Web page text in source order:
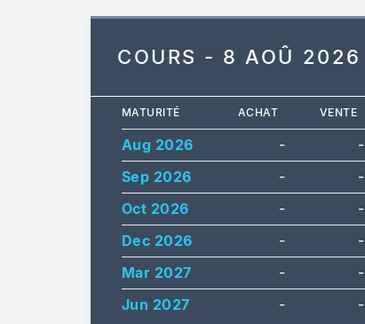
COURS - 8 AOÛ 2026
MATURITÉ ACHAT VENTE
Aug 2026 - -
Sep 2026
- -
Oct 2026
- -
Dec 2026
- -
Mar 2027
- -
Jun 2027
- -